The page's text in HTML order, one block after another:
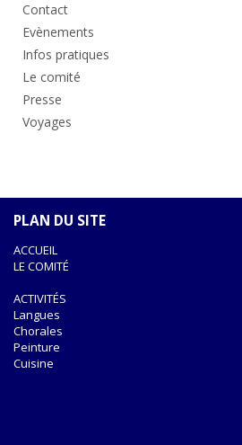
Contact
Evènements
Infos pratiques
Le comité
Presse
Voyages
PLAN DU SITE
ACCUEIL
LE COMITÉ
ACTIVITÉS
Langues
Chorales
Peinture
Cuisine